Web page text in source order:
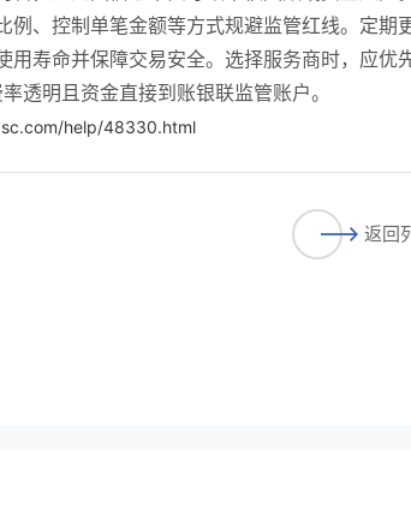
、控制单笔金额等方式规避监管红线。定期
寿命并保障交易安全。选择服务商时，应优
透明且资金直接到账银联监管账户。
help/48330.html
返回